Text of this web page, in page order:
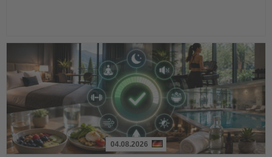
04.08.2026